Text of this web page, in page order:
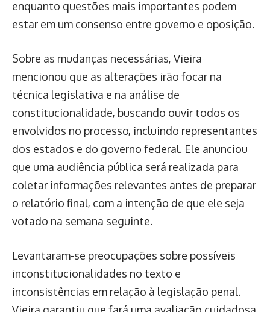
enquanto questões mais importantes podem
estar em um consenso entre governo e oposição.
Sobre as mudanças necessárias, Vieira
mencionou que as alterações irão focar na
técnica legislativa e na análise de
constitucionalidade, buscando ouvir todos os
envolvidos no processo, incluindo representantes
dos estados e do governo federal. Ele anunciou
que uma audiência pública será realizada para
coletar informações relevantes antes de preparar
o relatório final, com a intenção de que ele seja
votado na semana seguinte.
Levantaram-se preocupações sobre possíveis
inconstitucionalidades no texto e
inconsistências em relação à legislação penal.